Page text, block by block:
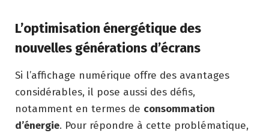
L’optimisation énergétique des
nouvelles générations d’écrans
Si l’affichage numérique offre des avantages
considérables, il pose aussi des défis,
notamment en termes de consommation
d’énergie. Pour répondre à cette problématique,